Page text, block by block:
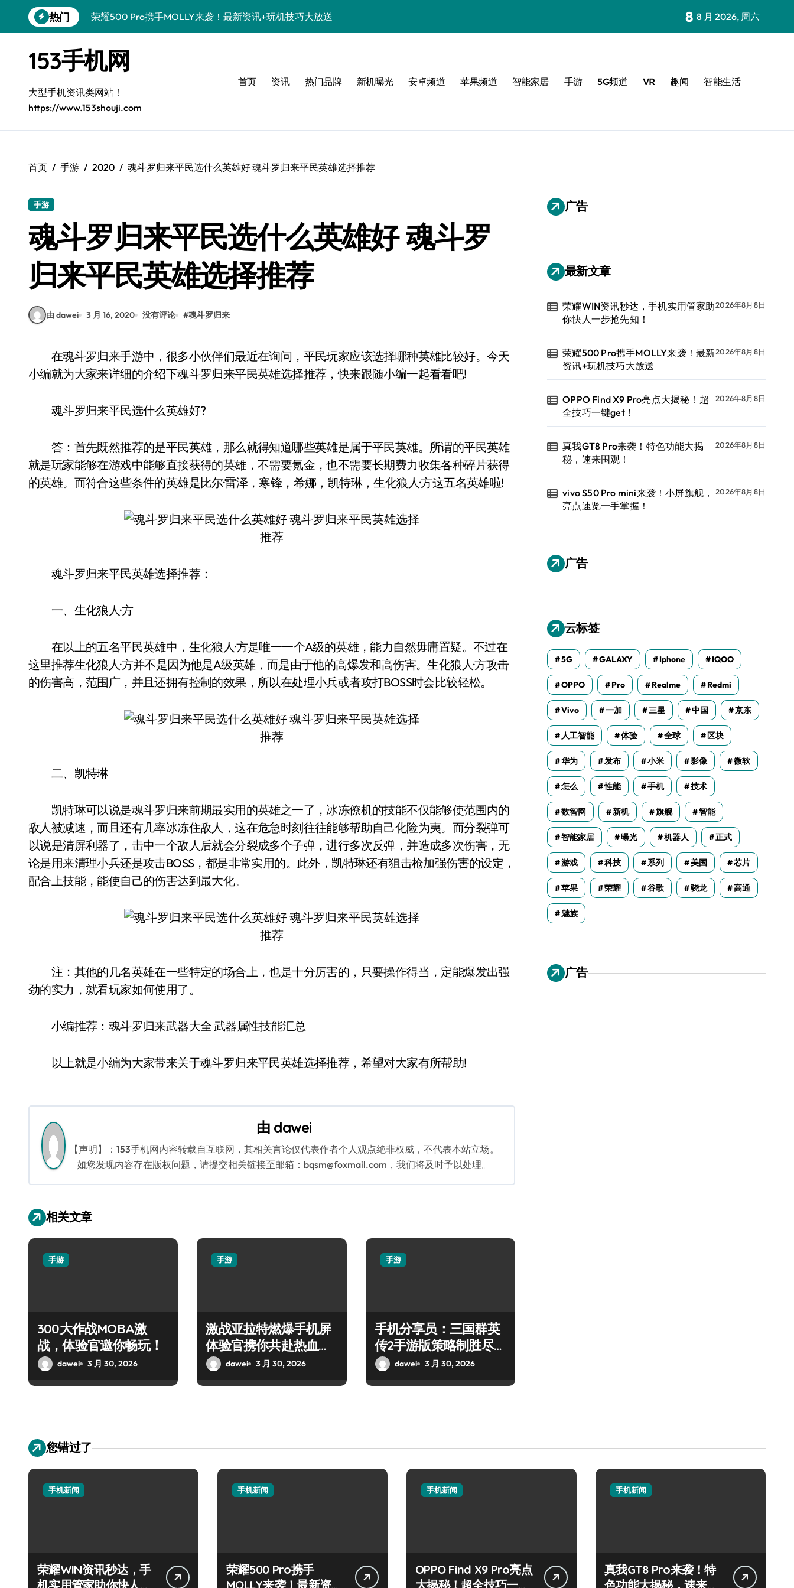
到
热门
荣耀500 Pro携手MOLLY来袭！最新资讯+玩机技巧大放送
真我GT8 Pro来袭！特色功能大揭秘，速来围观！
vivo S50 Pro mini来袭！小屏旗舰，亮点速览一手掌握！
手机分享员揭秘：REDMI K90亮点配置，一文全掌握！
荣耀ROBOT PHONE在手，智能资讯生活一键全掌控！
iPhone 17e爆料来袭！性能配置大升级，速来围观！
荣耀WIN资讯秒达，手机实用管家助你快人一步抢先知！
8 8 月 2026, 周六
153手机网
大型手机资讯类网站！
https://www.153shouji.com
首页 资讯 热门品牌 新机曝光 安卓频道 苹果频道 智能家居 手游 5G频道 VR 趣闻 智能生活
首页 手游 2020 魂斗罗归来平民选什么英雄好 魂斗罗归来平民英雄选择推荐
手游
魂斗罗归来平民选什么英雄好 魂斗罗
归来平民英雄选择推荐
由 dawei 3 月 16, 2020 没有评论 #魂斗罗归来
在魂斗罗归来手游中，很多小伙伴们最近在询问，平民玩家应该选择哪种英雄比较好。今天
小编就为大家来详细的介绍下魂斗罗归来平民英雄选择推荐，快来跟随小编一起看看吧!
魂斗罗归来平民选什么英雄好?
答：首先既然推荐的是平民英雄，那么就得知道哪些英雄是属于平民英雄。所谓的平民英雄
就是玩家能够在游戏中能够直接获得的英雄，不需要氪金，也不需要长期费力收集各种碎片获得
的英雄。而符合这些条件的英雄是比尔·雷泽，寒锋，希娜，凯特琳，生化狼人·方这五名英雄啦!
魂斗罗归来平民英雄选择推荐：
一、生化狼人·方
在以上的五名平民英雄中，生化狼人·方是唯一一个A级的英雄，能力自然毋庸置疑。不过在
这里推荐生化狼人·方并不是因为他是A级英雄，而是由于他的高爆发和高伤害。生化狼人·方攻击
的伤害高，范围广，并且还拥有控制的效果，所以在处理小兵或者攻打BOSS时会比较轻松。
二、凯特琳
凯特琳可以说是魂斗罗归来前期最实用的英雄之一了，冰冻僚机的技能不仅能够使范围内的
敌人被减速，而且还有几率冰冻住敌人，这在危急时刻往往能够帮助自己化险为夷。而分裂弹可
以说是清屏利器了，击中一个敌人后就会分裂成多个子弹，进行多次反弹，并造成多次伤害，无
论是用来清理小兵还是攻击BOSS，都是非常实用的。此外，凯特琳还有狙击枪加强伤害的设定，
配合上技能，能使自己的伤害达到最大化。
注：其他的几名英雄在一些特定的场合上，也是十分厉害的，只要操作得当，定能爆发出强
劲的实力，就看玩家如何使用了。
小编推荐：魂斗罗归来武器大全 武器属性技能汇总
以上就是小编为大家带来关于魂斗罗归来平民英雄选择推荐，希望对大家有所帮助!
由 dawei
【声明】：153手机网内容转载自互联网，其相关言论仅代表作者个人观点绝非权威，不代表本站立场。
如您发现内容存在版权问题，请提交相关链接至邮箱：bqsm@foxmail.com，我们将及时予以处理。
相关文章
手游
300大作战MOBA激
战，体验官邀你畅玩！
dawei 3 月 30, 2026
手游
激战亚拉特燃爆手机屏
体验官携你共赴热血枪
战盛宴
dawei 3 月 30, 2026
手游
手机分享员：三国群英
传2手游版策略制胜尽享
乱世群雄逐鹿
dawei 3 月 30, 2026
广告
最新文章
荣耀WIN资讯秒达，手机实用管家助
你快人一步抢先知！
2026年8月8日
荣耀500 Pro携手MOLLY来袭！最新
资讯+玩机技巧大放送
2026年8月8日
OPPO Find X9 Pro亮点大揭秘！超
全技巧一键get！
2026年8月8日
真我GT8 Pro来袭！特色功能大揭
秘，速来围观！
2026年8月8日
vivo S50 Pro mini来袭！小屏旗舰，
亮点速览一手掌握！
2026年8月8日
广告
云标签
5G GALAXY Iphone IQOO
OPPO Pro Realme Redmi
Vivo 一加 三星 中国 京东
人工智能 体验 全球 区块
华为 发布 小米 影像 微软
怎么 性能 手机 技术
数智网 新机 旗舰 智能
智能家居 曝光 机器人 正式
游戏 科技 系列 美国 芯片
苹果 荣耀 谷歌 骁龙 高通
魅族
广告
您错过了
手机新闻
荣耀WIN资讯秒达，手
机实用管家助你快人一
手机新闻
荣耀500 Pro携手
MOLLY来袭！最新资讯
手机新闻
OPPO Find X9 Pro亮点
大揭秘！超全技巧一键
手机新闻
真我GT8 Pro来袭！特
色功能大揭秘，速来围